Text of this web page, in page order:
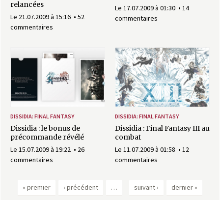
relancées
Le 21.07.2009 à 15:16
52
commentaires
Le 17.07.2009 à 01:30
14
commentaires
DISSIDIA: FINAL FANTASY
Dissidia : le bonus de
précommande révélé
Le 15.07.2009 à 19:22
26
commentaires
DISSIDIA: FINAL FANTASY
Dissidia : Final Fantasy III au
combat
Le 11.07.2009 à 01:58
12
commentaires
« premier ‹ précédent … suivant › dernier »